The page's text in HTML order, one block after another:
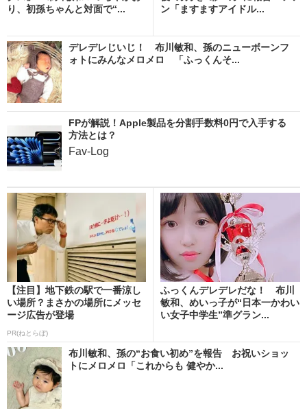
り、初孫ちゃんと対面で“...
ン「ますますアイドル...
デレデレじいじ！ 布川敏和、孫のニューボーンフ
ォトにみんなメロメロ 「ふっくんそ...
FPが解説！Apple製品を分割手数料0円で入手する
方法とは？
Fav-Log
【注目】地下鉄の駅で一番涼し
い場所？まさかの場所にメッセ
ージ広告が登場
PR(ねとらぼ)
ふっくんデレデレだな！ 布川
敏和、めいっ子が“日本一かわい
い女子中学生”準グラン...
布川敏和、孫の“お食い初め”を報告 お祝いショッ
トにメロメロ「これからも 健やか...